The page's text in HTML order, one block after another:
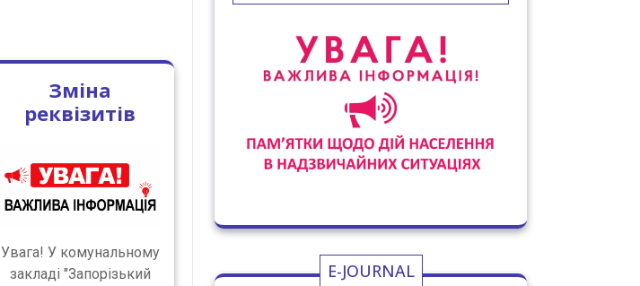
Зміна
реквізитів
Увага! У комунальному
закладі "Запорізький
E-JOURNAL